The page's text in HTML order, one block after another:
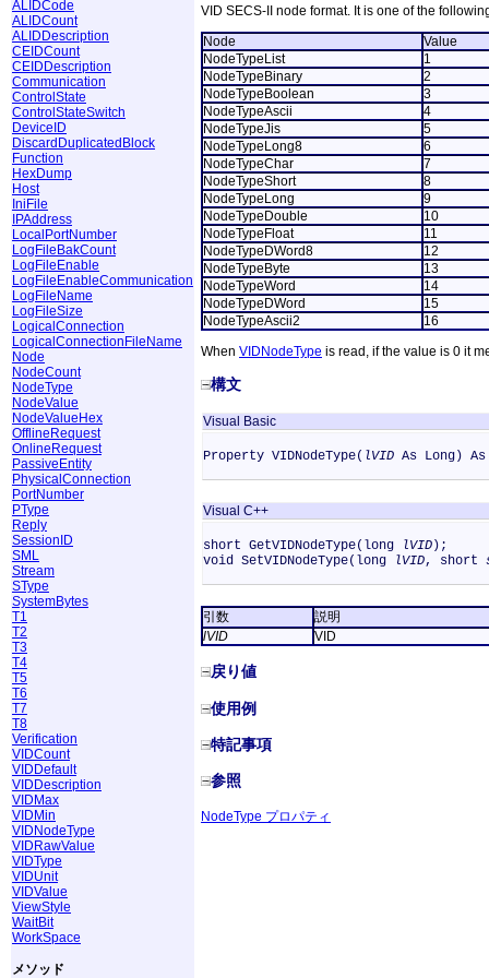
ALIDCode
ALIDCount
ALIDDescription
CEIDCount
CEIDDescription
Communication
ControlState
ControlStateSwitch
DeviceID
DiscardDuplicatedBlock
Function
HexDump
Host
IniFile
IPAddress
LocalPortNumber
LogFileBakCount
LogFileEnable
LogFileEnableCommunication
LogFileName
LogFileSize
LogicalConnection
LogicalConnectionFileName
Node
NodeCount
NodeType
NodeValue
NodeValueHex
OfflineRequest
OnlineRequest
PassiveEntity
PhysicalConnection
PortNumber
PType
Reply
SessionID
SML
Stream
SType
SystemBytes
T1
T2
T3
T4
T5
T6
T7
T8
Verification
VIDCount
VIDDefault
VIDDescription
VIDMax
VIDMin
VIDNodeType
VIDRawValue
VIDType
VIDUnit
VIDValue
ViewStyle
WaitBit
WorkSpace
メソッド
VID SECS-II node format. It is one of the
Node
Value
NodeTypeList
1
NodeTypeBinary
2
NodeTypeBoolean
3
NodeTypeAscii
4
NodeTypeJis
5
NodeTypeLong8
6
NodeTypeChar
7
NodeTypeShort
8
NodeTypeLong
9
NodeTypeDouble
10
NodeTypeFloat
11
NodeTypeDWord8
12
NodeTypeByte
13
NodeTypeWord
14
NodeTypeDWord
15
NodeTypeAscii2
16
When VIDNodeType is read, if the value is 0 it
構文
Visual Basic
Property VIDNodeType( lVID As Long)
Visual C++
short GetVIDNodeType(long lVID);
void SetVIDNodeType(long
lVID, short
引数
説明
lVID
VID
戻り値
使用例
特記事項
参照
NodeType プロパティ